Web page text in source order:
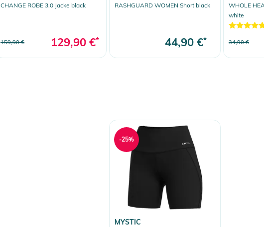
CHANGE ROBE 3.0 Jacke black
159,90 € 129,90 €*
RASHGUARD WOMEN Short black
44,90 €*
WHOLE
white
34,90 €
MYSTIC
-25%